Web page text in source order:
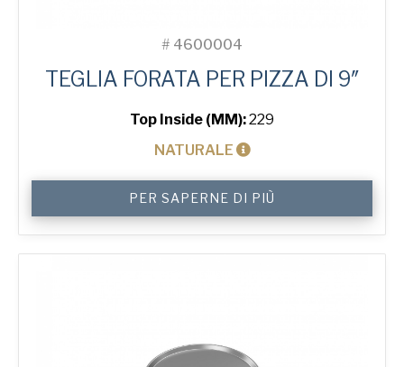
# 4600004
TEGLIA FORATA PER PIZZA DI 9″
Top Inside (MM):229
NATURALE
Pizza
Tray
quantità
PER SAPERNE DI PIÙ